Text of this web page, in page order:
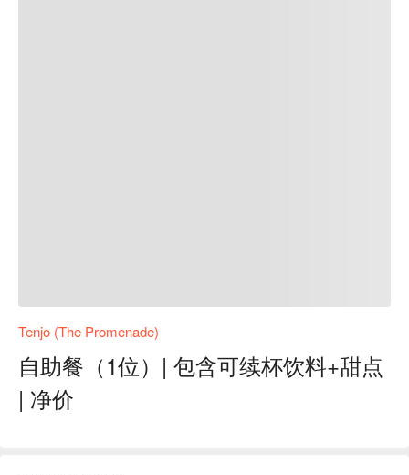
Tenjo (The Promenade)
自助餐（1位）| 包含可续杯饮料+甜点
| 净价